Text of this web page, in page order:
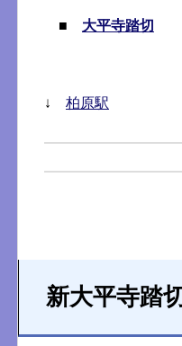
■ 大平寺踏切
↓ 柏原駅
新大平寺踏切